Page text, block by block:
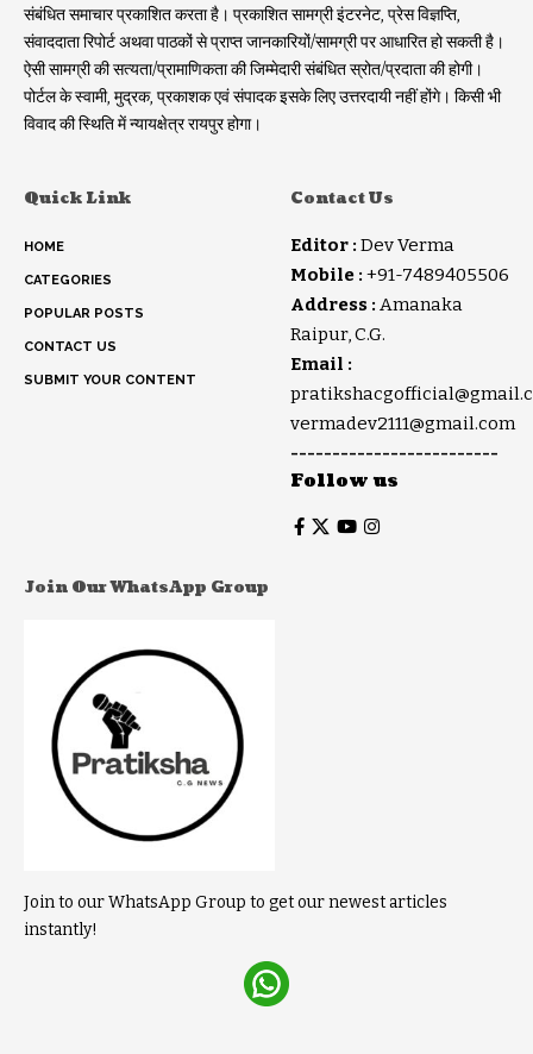
संबंधित समाचार प्रकाशित करता है। प्रकाशित सामग्री इंटरनेट, प्रेस विज्ञप्ति,
संवाददाता रिपोर्ट अथवा पाठकों से प्राप्त जानकारियों/सामग्री पर आधारित हो सकती है।
ऐसी सामग्री की सत्यता/प्रामाणिकता की जिम्मेदारी संबंधित स्रोत/प्रदाता की होगी।
पोर्टल के स्वामी, मुद्रक, प्रकाशक एवं संपादक इसके लिए उत्तरदायी नहीं होंगे। किसी भी
विवाद की स्थिति में न्यायक्षेत्र रायपुर होगा।
Quick Link
HOME
CATEGORIES
POPULAR POSTS
CONTACT US
SUBMIT YOUR CONTENT
Contact Us
Editor : Dev Verma
Mobile : +91-7489405506
Address : Amanaka
Raipur, C.G.
Email :
vermadev2111@gmail.com
-------------------------
Follow us
Join Our WhatsApp Group
Join to our WhatsApp Group to get our newest articles
instantly!